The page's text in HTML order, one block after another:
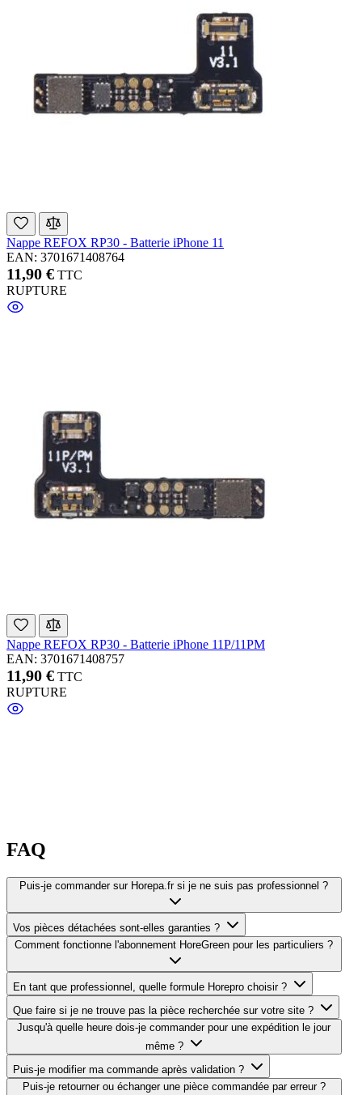
Nappe REFOX RP30 - Batterie iPhone 11
EAN: 3701671408764
11,90 € TTC
RUPTURE
Nappe REFOX RP30 - Batterie iPhone 11P/11PM
EAN: 3701671408757
11,90 € TTC
RUPTURE
FAQ
Puis-je commander sur Horepa.fr si je ne suis pas professionnel ?
Vos pièces détachées sont-elles garanties ?
Comment fonctionne l'abonnement HoreGreen pour les particuliers ?
En tant que professionnel, quelle formule Horepro choisir ?
Que faire si je ne trouve pas la pièce recherchée sur votre site ?
Jusqu'à quelle heure dois-je commander pour une expédition le jour
même ?
Puis-je modifier ma commande après validation ?
Puis-je retourner ou échanger une pièce commandée par erreur ?